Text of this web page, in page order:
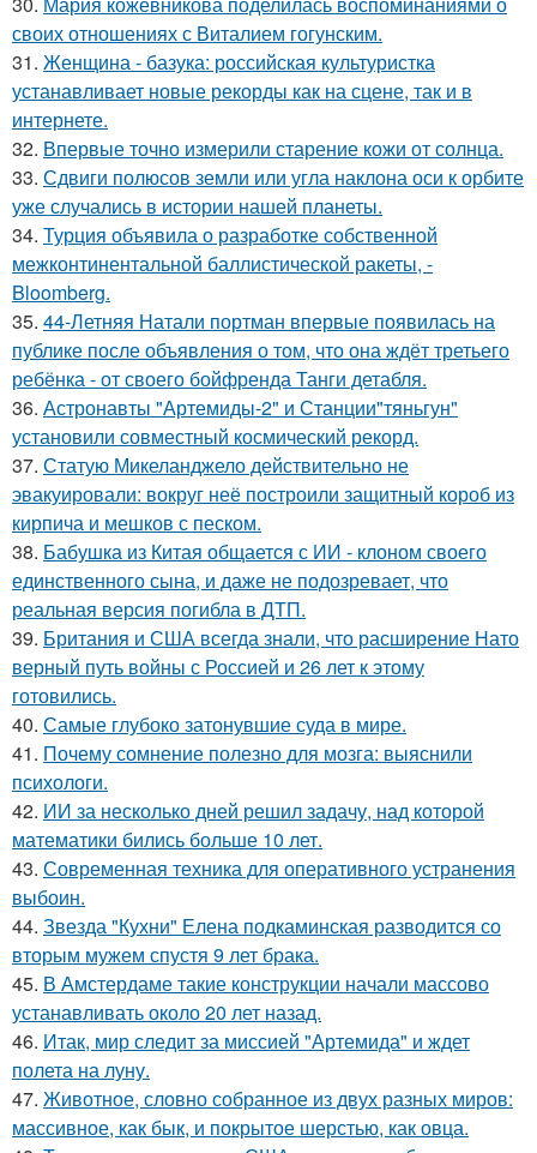
своих отношениях с Виталием гогунским.
31. Женщина - базука: российская культуристка
устанавливает новые рекорды как на сцене, так и в
интернете.
32. Впервые точно измерили старение кожи от солнца.
33. Сдвиги полюсов земли или угла наклона оси к орбите
уже случались в истории нашей планеты.
34. Турция объявила о разработке собственной
межконтинентальной баллистической ракеты, -
Bloomberg.
35. 44-Летняя Натали портман впервые появилась на
публике после объявления о том, что она ждёт третьего
ребёнка - от своего бойфренда Танги детабля.
36. Астронавты "Артемиды-2" и Станции"тяньгун"
установили совместный космический рекорд.
37. Статую Микеланджело действительно не
эвакуировали: вокруг неё построили защитный короб из
кирпича и мешков с песком.
38. Бабушка из Китая общается с ИИ - клоном своего
единственного сына, и даже не подозревает, что
реальная версия погибла в ДТП.
39. Британия и США всегда знали, что расширение Нато
верный путь войны с Россией и 26 лет к этому
готовились.
40. Самые глубоко затонувшие суда в мире.
41. Почему сомнение полезно для мозга: выяснили
психологи.
42. ИИ за несколько дней решил задачу, над которой
математики бились больше 10 лет.
43. Современная техника для оперативного устранения
выбоин.
44. Звезда "Кухни" Елена подкаминская разводится со
вторым мужем спустя 9 лет брака.
45. В Амстердаме такие конструкции начали массово
устанавливать около 20 лет назад.
46. Итак, мир следит за миссией "Артемида" и ждет
полета на луну.
47. Животное, словно собранное из двух разных миров:
массивное, как бык, и покрытое шерстью, как овца.